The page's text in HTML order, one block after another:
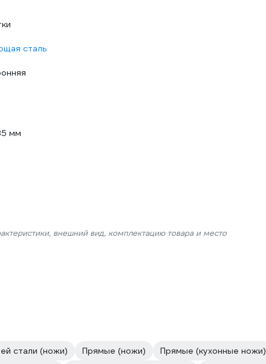
сталь
мм
внешний вид, комплектацию товара и место
стали (ножи) Прямые (ножи) Прямые (кухонные ножи)